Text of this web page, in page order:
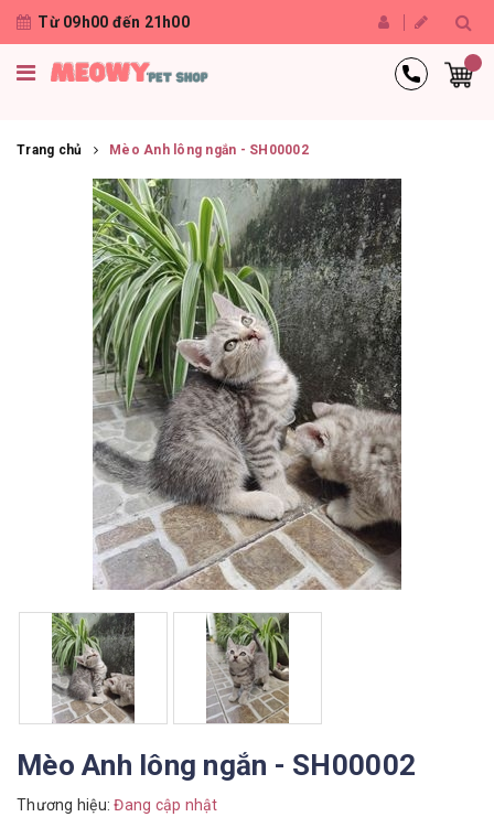
Từ 09h00 đến 21h00
Trang chủ Mèo Anh lông ngắn - SH00002
Mèo Anh lông ngắn - SH00002
Thương hiệu: Đang cập nhật